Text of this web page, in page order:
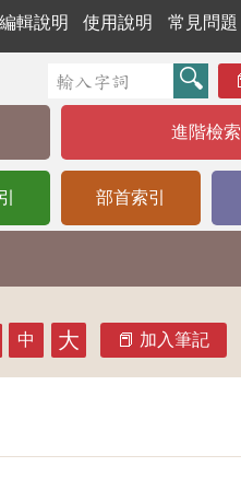
編輯說明 使用說明 常見問題
進階檢索
部首索引
中 大 加入筆記